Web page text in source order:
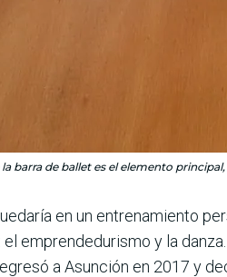
barra de ballet es el elemento
en un entrenamiento
emprende­durismo y la
a Asunción en 2017 y